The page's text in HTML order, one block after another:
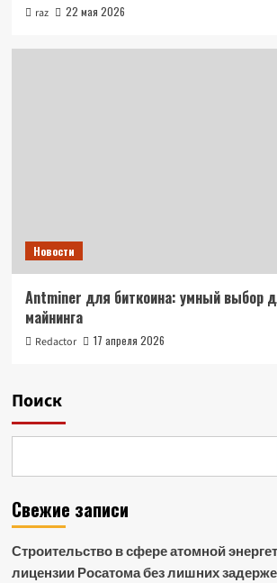
raz 22 мая 2026
Новости
Antminer для биткоина: умный выбор
майнинга
Redactor 17 апреля 2026
Поиск
Свежие записи
Строительство в сфере атомной
лицензии Росатома без лишних